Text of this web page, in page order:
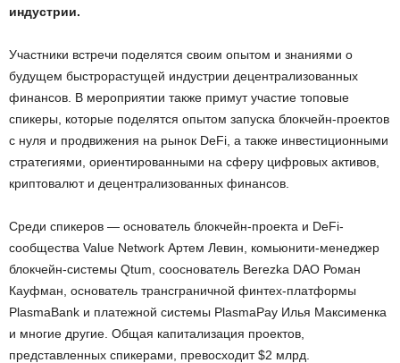
индустрии.
Участники встречи поделятся своим опытом и знаниями о
будущем быстрорастущей индустрии децентрализованных
финансов. В мероприятии также примут участие топовые
спикеры, которые поделятся опытом запуска блокчейн-проектов
с нуля и продвижения на рынок DeFi, а также инвестиционными
стратегиями, ориентированными на сферу цифровых активов,
криптовалют и децентрализованных финансов.
Среди спикеров — основатель блокчейн-проекта и DeFi-
сообщества Value Network Артем Левин, комьюнити-менеджер
блокчейн-системы Qtum, сооснователь Berezka DAO Роман
Кауфман, основатель трансграничной финтех-платформы
PlasmaBank и платежной системы PlasmaPay Илья Максименка
и многие другие. Общая капитализация проектов,
представленных спикерами, превосходит $2 млрд.